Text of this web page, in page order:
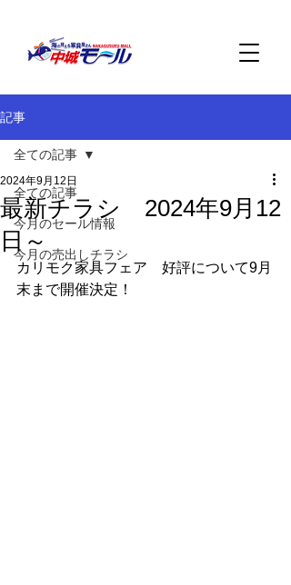
記事
全ての記事
今月のセール情報
今月の売出しチラシ
全ての記事
最新チラシ 2024年9月12
日～
2024年9月12日
カリモク家具フェア　好評について9月
末まで開催決定！